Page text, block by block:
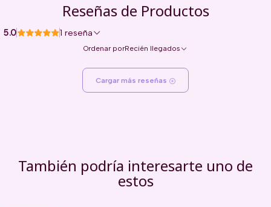
Reseñas de Productos
5.0 1 reseña
Ordenar porRecién llegados
Cargar más reseñas
También podría interesarte uno de
estos